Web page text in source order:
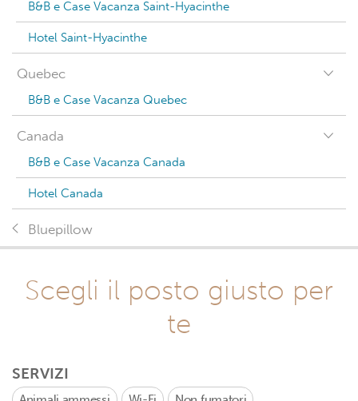
B&B e Case Vacanza Saint-Hyacinthe
Hotel Saint-Hyacinthe
Quebec
B&B e Case Vacanza Quebec
Canada
B&B e Case Vacanza Canada
Hotel Canada
Bluepillow
Scegli il posto giusto per
te
SERVIZI